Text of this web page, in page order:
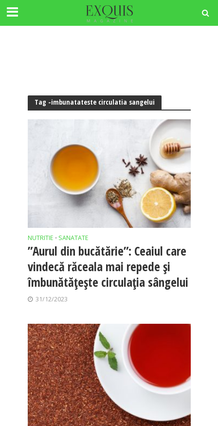
Tag -imbunatateste circulatia sangelui
NUTRITIE • SANATATE
”Aurul din bucătărie”: Ceaiul care
vindecă răceala mai repede și
îmbunătățește circulația sângelui
31/12/2023